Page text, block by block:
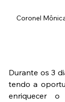
Coronel
Durante os 3
tendo a
enriquecer o